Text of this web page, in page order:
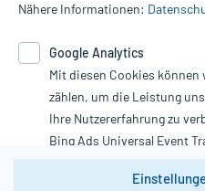
die Untersuchung und
Therapien eingeleitet werden
Google Analytics. Lesen Sie
unserer Datenschutzerklärung.
nutzen Sie das Formular:
Vertrag widerrufen
Nähere Informationen:
Google Analytics
Mit diesen Cookies
zählen, um die Leistung
Ihre Nutzererfahrung zu
Bing Ads Universal Event
Youtube-Social Plugin).